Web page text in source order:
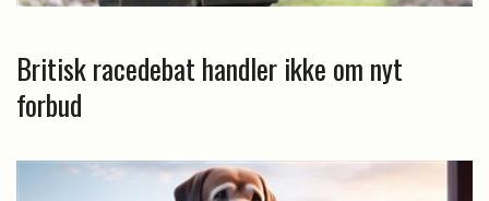
Britisk racedebat handler ikke om nyt
forbud